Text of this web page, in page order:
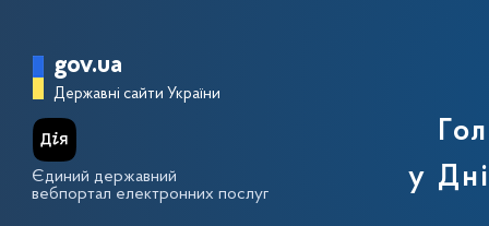
Головна сторінка Державної
gov.ua
Державні сайти України
Єдиний державний
вебпортал електронних послуг
у